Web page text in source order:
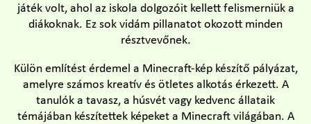
játék volt, ahol az iskola dolgozóit kellett felismerniük a
diákoknak. Ez sok vidám pillanatot okozott minden
résztvevőnek.
Külön említést érdemel a Minecraft-kép készítő pályázat,
amelyre számos kreatív és ötletes alkotás érkezett. A
tanulók a tavasz, a húsvét vagy kedvenc állataik
témájában készítettek képeket a Minecraft világában. A